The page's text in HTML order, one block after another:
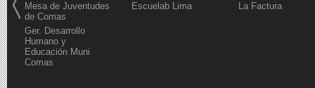
Mesa de Juventudes
de Comas
Ger. Desarrollo
Humano y
Educación Muni
Comas
Escuelab Lima
La Factura